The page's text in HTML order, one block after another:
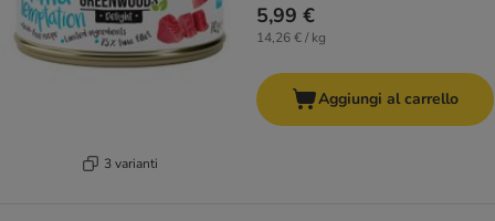
3 varianti
5,99 €
14,26 € / kg
Aggiungi al carrello